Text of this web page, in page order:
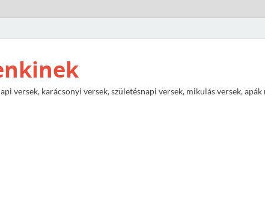
versek, karácsonyi versek, születésnapi versek, mikulás versek,